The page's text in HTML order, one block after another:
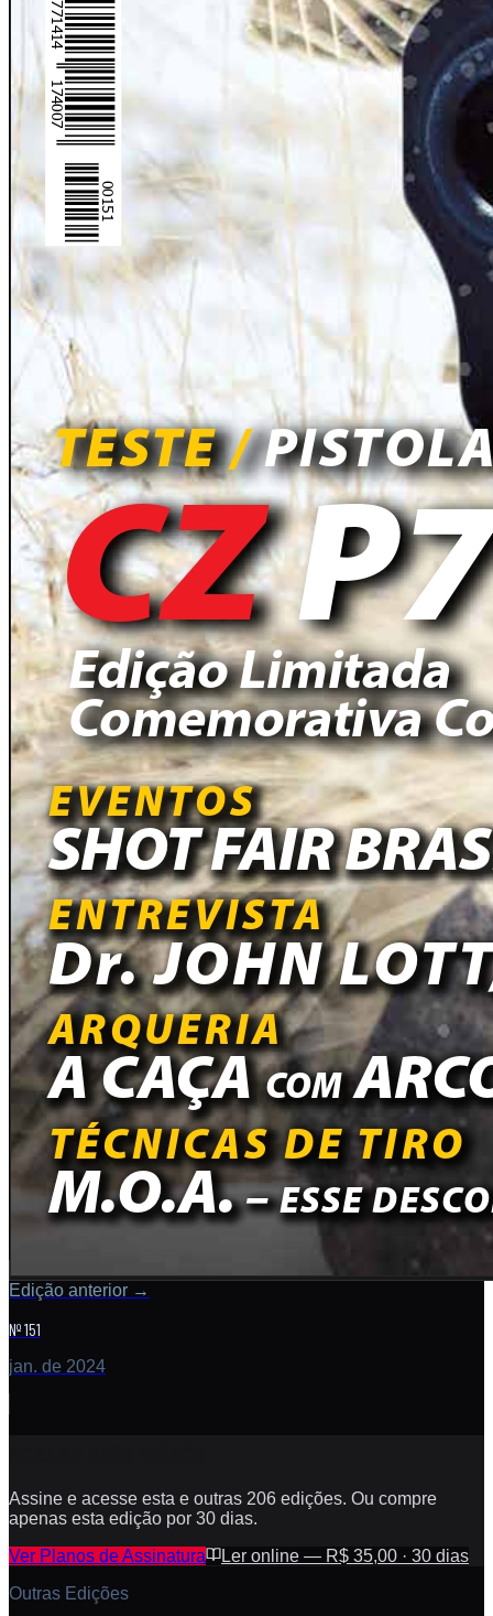
Edição anterior →
Nº 151
jan. de 2024
Assine e acesse esta e outras 206 edições. Ou compre
apenas esta edição por 30 dias.
Ver Planos de Assinatura
Ler online — R$ 35,00 · 30 dias
Outras Edições